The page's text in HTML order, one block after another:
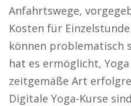
Anfahrtswege,
Kosten für
können problematisch
hat es ermöglicht,
zeitgemäße Art
Digitale Yoga-Kurse